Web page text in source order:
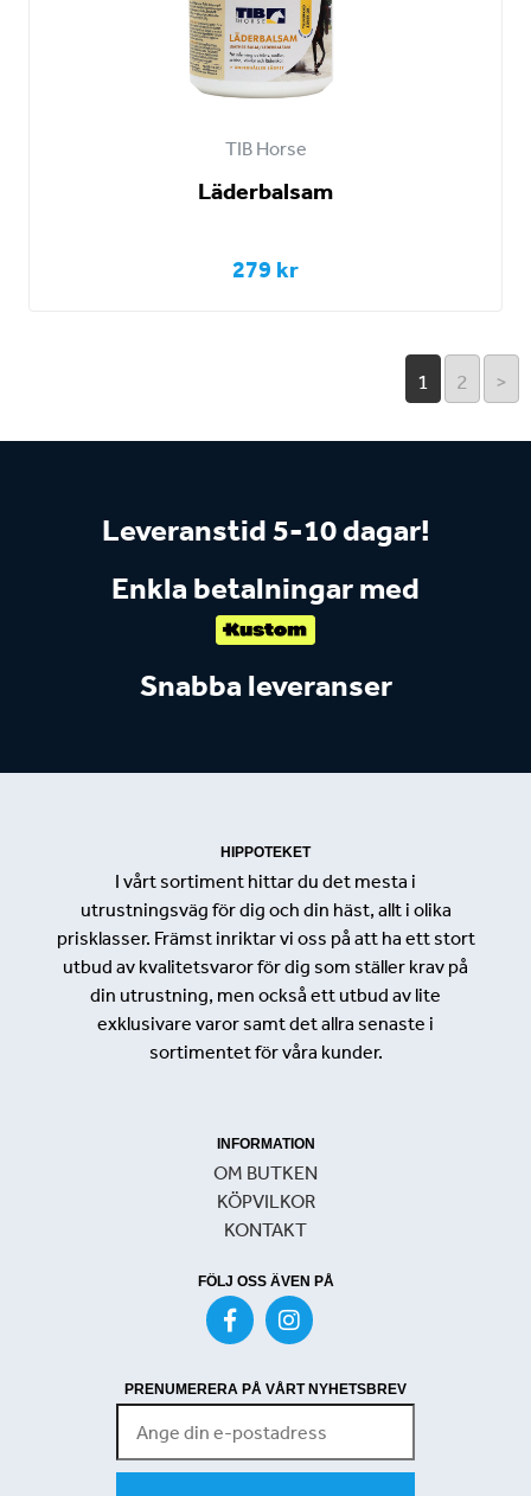
TIB Horse
Läderbalsam
279 kr
1 2 >
Leveranstid 5-10 dagar!
Enkla betalningar med
Snabba leveranser
HIPPOTEKET
I vårt sortiment hittar du det mesta i
utrustningsväg för dig och din häst, allt i olika
prisklasser. Främst inriktar vi oss på att ha ett stort
utbud av kvalitetsvaror för dig som ställer krav på
din utrustning, men också ett utbud av lite
exklusivare varor samt det allra senaste i
sortimentet för våra kunder.
INFORMATION
OM BUTKEN
KÖPVILKOR
KONTAKT
FÖLJ OSS ÄVEN PÅ
PRENUMERERA PÅ VÅRT NYHETSBREV